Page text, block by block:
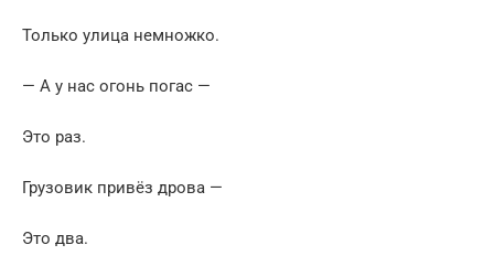
Только улица немножко.
— А у нас огонь погас —
Это раз.
Грузовик привёз дрова —
Это два.